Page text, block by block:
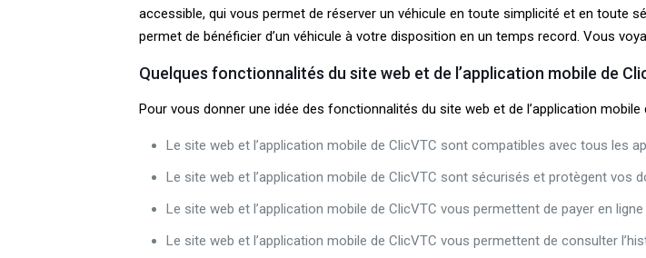
accessible, qui vous permet de réserver un véhicule en toute simplicité et en toute
permet de bénéficier d’un véhicule à votre disposition en un temps record. Vous
Quelques fonctionnalités du site web et de l’application mobile de
Pour vous donner une idée des fonctionnalités du site web et de l’application mobile
Le site web et l’application mobile de ClicVTC sont compatibles avec tous les
Le site web et l’application mobile de ClicVTC sont sécurisés et protègent vos
Le site web et l’application mobile de ClicVTC vous permettent de payer en
Le site web et l’application mobile de ClicVTC vous permettent de consulter